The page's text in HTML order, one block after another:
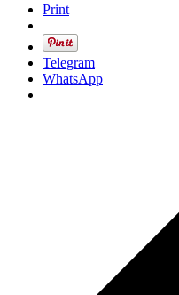
Print
Telegram
WhatsApp